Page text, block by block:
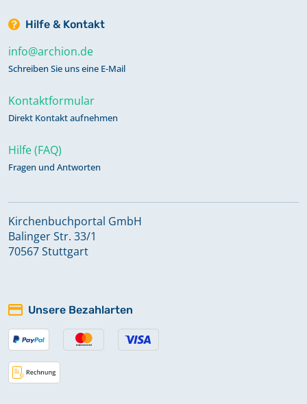
1618 - 1830
Alphabetisches Register zu Taufen
Keine verfügbaren Digitalisate
Trauungen 1831 - 1951
Keine verfügbaren Digitalisate
Bestattungen 1897 - 1980;
Totgeburten 1957 - 1972
Kirchenaustritte 1924 - 1965
Keine verfügbaren Digitalisate
Hilfe & Kontakt
info@archion.de
Schreiben Sie uns eine E-Mail
Kontaktformular
Direkt Kontakt aufnehmen
Hilfe (FAQ)
Fragen und Antworten
Kirchenbuchportal GmbH
Balinger Str. 33/1
70567 Stuttgart
Unsere Bezahlarten